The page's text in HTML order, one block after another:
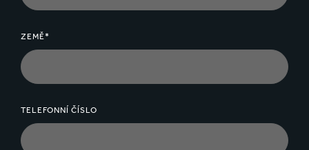
ZEMĚ*
TELEFONNÍ ČÍSLO